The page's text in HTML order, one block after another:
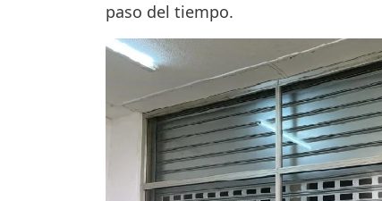
paso del tiempo.